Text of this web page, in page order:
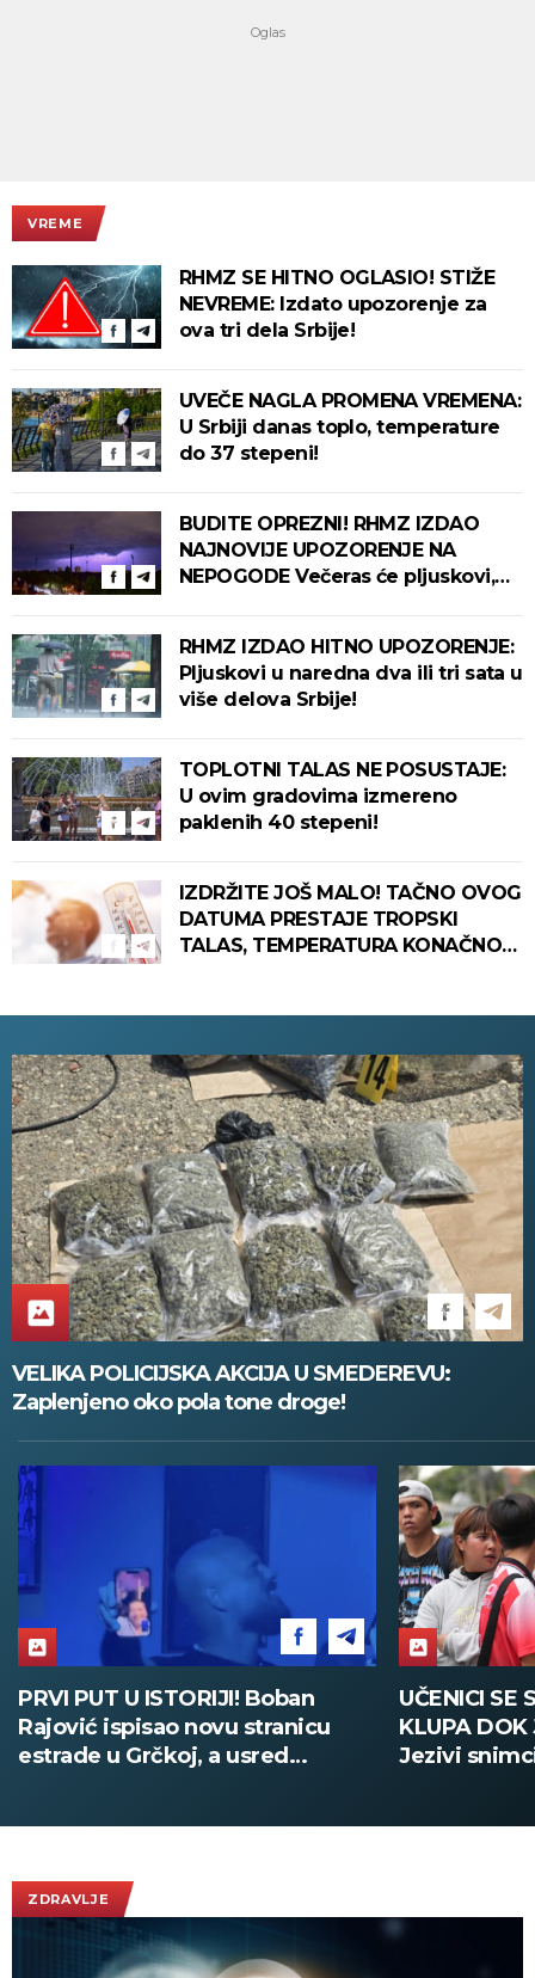
VREME
RHMZ SE HITNO OGLASIO! STIŽE
NEVREME: Izdato upozorenje za
ova tri dela Srbije!
UVEČE NAGLA PROMENA VREMENA:
U Srbiji danas toplo, temperature
do 37 stepeni!
BUDITE OPREZNI! RHMZ IZDAO
NAJNOVIJE UPOZORENJE NA
NEPOGODE Večeras će pljuskovi,
RHMZ IZDAO HITNO UPOZORENJE:
Pljuskovi u naredna dva ili tri sata u
više delova Srbije!
TOPLOTNI TALAS NE POSUSTAJE:
U ovim gradovima izmereno
paklenih 40 stepeni!
IZDRŽITE JOŠ MALO! TAČNO OVOG
DATUMA PRESTAJE TROPSKI
TALAS, TEMPERATURA KONAČNO
VELIKA POLICIJSKA AKCIJA U SMEDEREVU:
Zaplenjeno oko pola tone droge!
UČENICI SE SAKRILI ISPOD
KLUPA DOK JE VRŠNJAK PUCAO:
Jezivi snimci iz škole na Tajlandu
PUCNJAVA
MRTVIH
ZDRAVLJE